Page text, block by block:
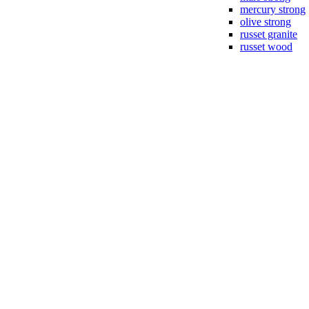
mercury strong
olive strong
russet granite
russet wood